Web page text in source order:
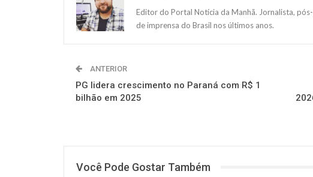
Editor do Portal Notícia da Manhã. Jornalista,
de imprensa do Brasil nos últimos anos.
ANTERIOR
PG lidera crescimento no Paraná com R$ 1
bilhão em 2025
Você Pode Gostar Também